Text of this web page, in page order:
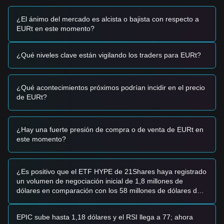
•Liquidez de stablecoin:Los cambios en la oferta
circulante de EURt y el volumen de negociación en
plataformas descentralizadas y centralizadas afectan la
Señales de trading
Zona potencial de compra
• Si el precio de EURt se aproxima al rango de$1.0750 -
un punto de entrada a corto plazo para quienes busquen
cubrirse frente a la volatilidad del USD.
con un volumen significativo, podría confirmar una reversión
de tendencia hacia el nivel de $1.10.
Escenario de riesgo
cercanos a $1.0680.
Estrategia de compra
• Esperen a que EURt se estabilice en el nivel de soporte de
$1.0780antes de considerar posiciones.
¿El ánimo del mercado es alcista o bajista con respecto a
EURt en este momento?
¿Qué niveles clave están vigilando los traders para EURt?
¿Qué acontecimientos próximos podrían incidir en el precio
de EURt?
¿Hay una fuerte presión de compra o de venta de EURt en
este momento?
¿Es positivo que el ETF HYPE de 21Shares haya registrado
un volumen de negociación inicial de 1,8 millones de
dólares en comparación con los 58 millones de dólares de
EPIC sube hasta 1,18 dólares y el RSI llega a 77; ahora